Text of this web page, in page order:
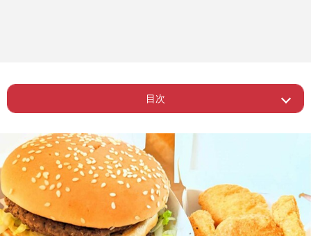
目次
Page 1
ー 牛丼、ファミレス、回転寿司がラン
クイン
Page 2
ー ケンタのメニューは「写真詐欺がな
い」